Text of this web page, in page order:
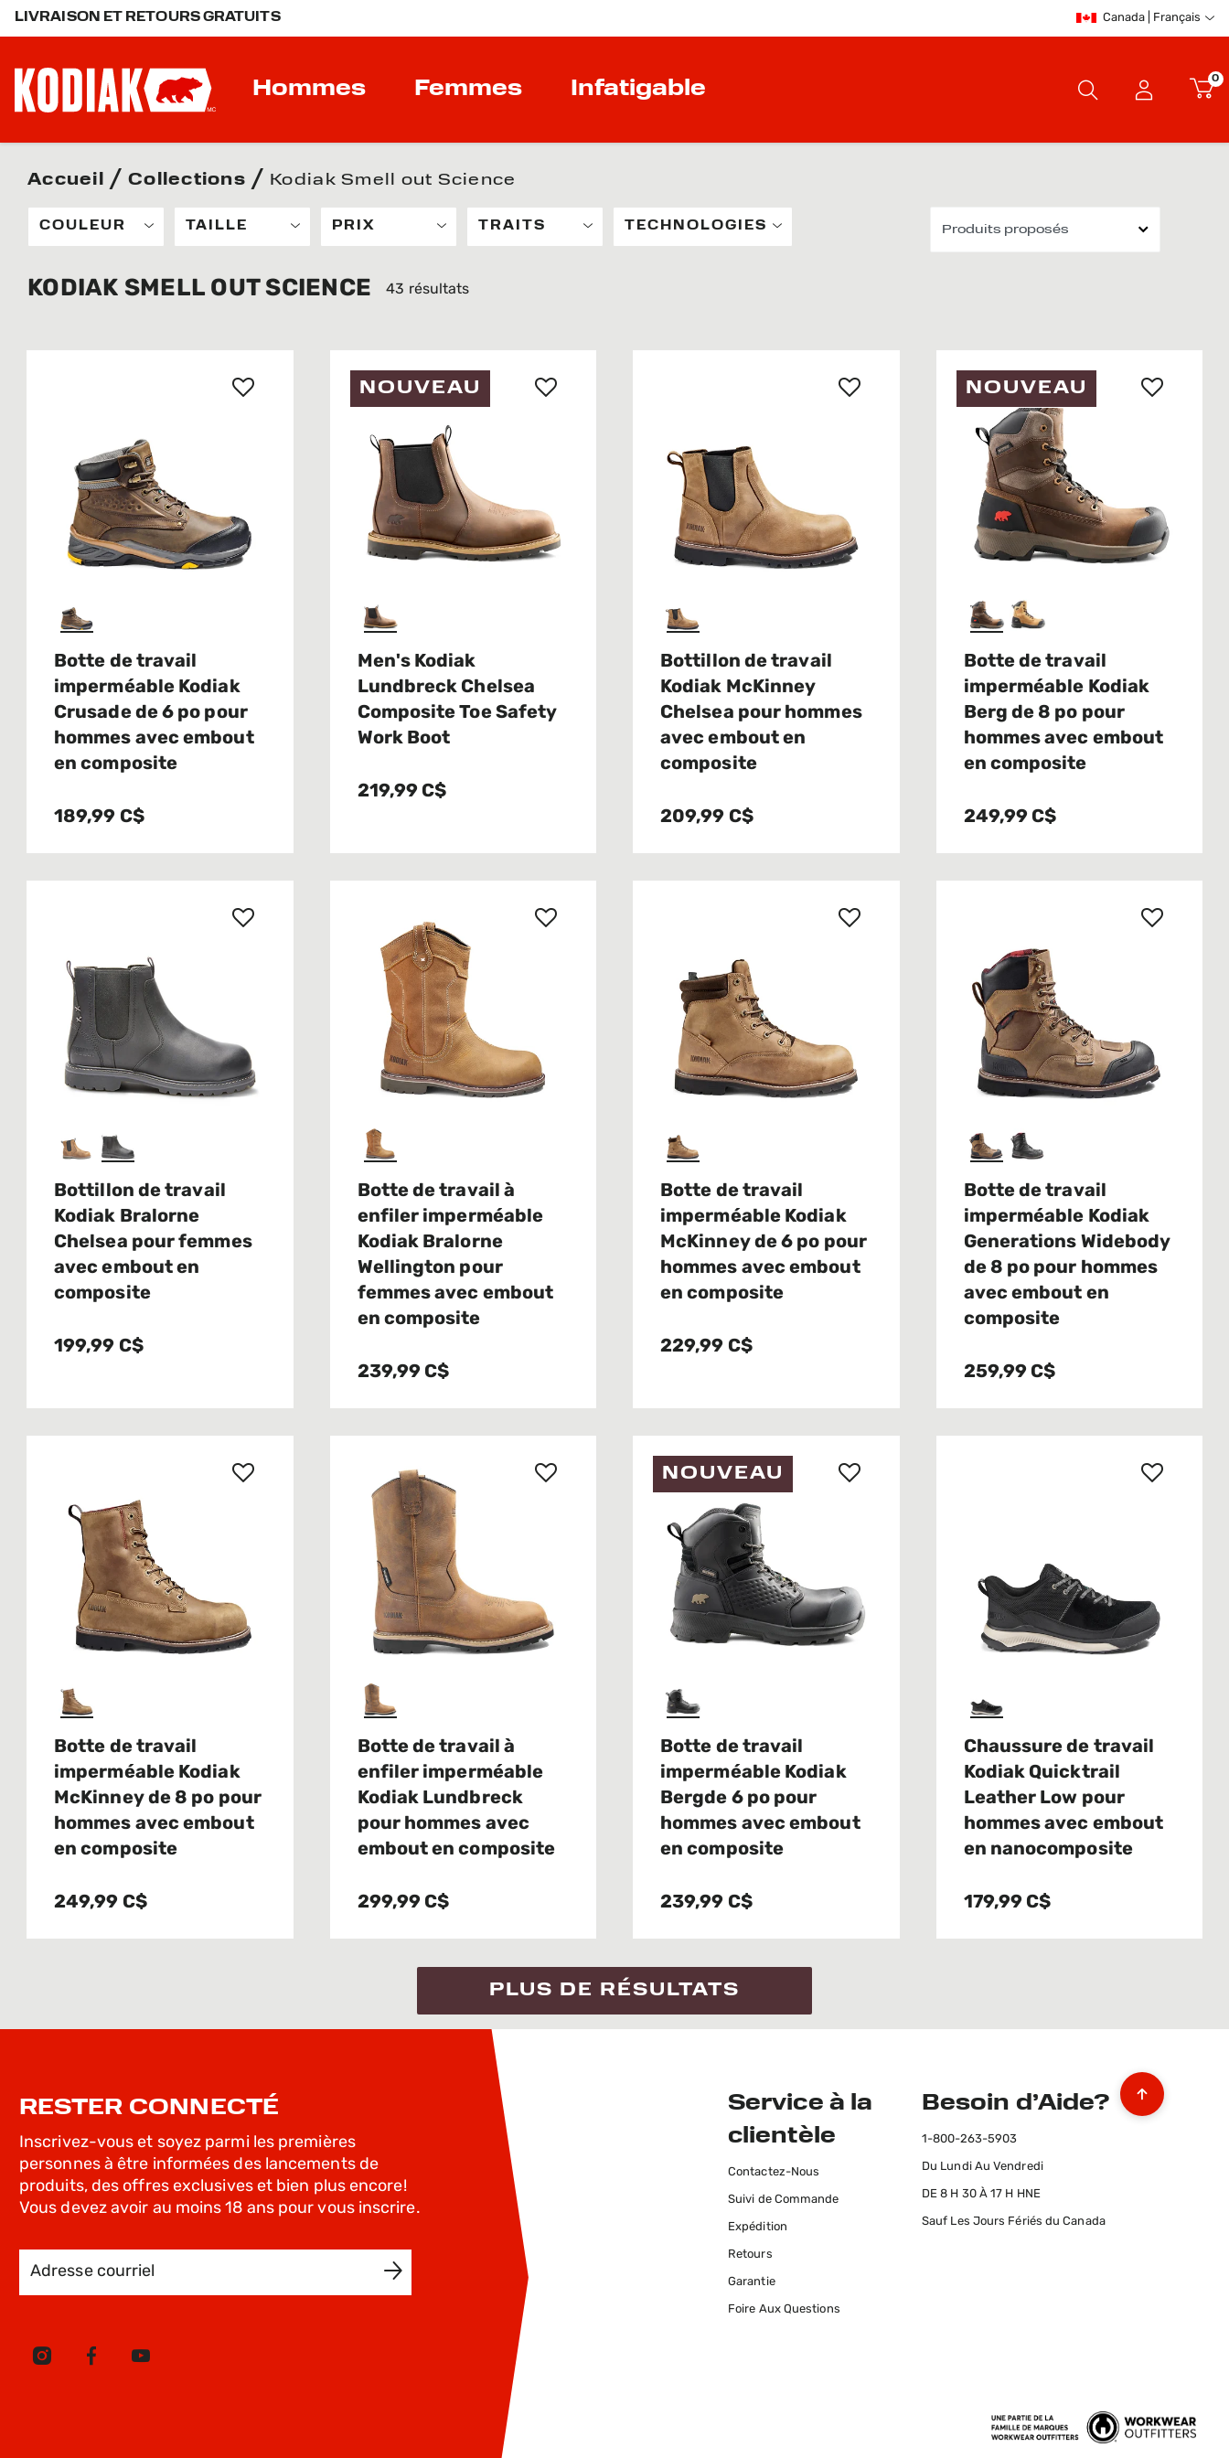
LIVRAISON ET RETOURS GRATUITS Canada | Français
Hommes Femmes Infatigable 0
Accueil Collections Kodiak Smell out Science
COULEUR TAILLE PRIX TRAITS TECHNOLOGIES
KODIAK SMELL OUT SCIENCE 43 résultats
Botte de travail
imperméable Kodiak
Crusade de 6 po pour
hommes avec embout
en composite
189,99 C$
NOUVEAU
Men's Kodiak
Lundbreck Chelsea
Composite Toe Safety
Work Boot
219,99 C$
Bottillon de travail
Kodiak McKinney
Chelsea pour hommes
avec embout en
composite
209,99 C$
NOUVEAU
Botte de travail
imperméable Kodiak
Berg de 8 po pour
hommes avec embout
en composite
249,99 C$
Bottillon de travail
Kodiak Bralorne
Chelsea pour femmes
avec embout en
composite
199,99 C$
Botte de travail à
enfiler imperméable
Kodiak Bralorne
Wellington pour
femmes avec embout
en composite
239,99 C$
Botte de travail
imperméable Kodiak
McKinney de 6 po pour
hommes avec embout
en composite
229,99 C$
Botte de travail
imperméable Kodiak
Generations Widebody
de 8 po pour hommes
avec embout en
composite
259,99 C$
Botte de travail
imperméable Kodiak
McKinney de 8 po pour
hommes avec embout
en composite
249,99 C$
Botte de travail à
enfiler imperméable
Kodiak Lundbreck
pour hommes avec
embout en composite
299,99 C$
NOUVEAU
Botte de travail
imperméable Kodiak
Bergde 6 po pour
hommes avec embout
en composite
239,99 C$
Chaussure de travail
Kodiak Quicktrail
Leather Low pour
hommes avec embout
en nanocomposite
179,99 C$
PLUS DE RÉSULTATS
RESTER CONNECTÉ
Inscrivez-vous et soyez parmi les premières
personnes à être informées des lancements de
produits, des offres exclusives et bien plus encore!
Vous devez avoir au moins 18 ans pour vous inscrire.
Service à la
clientèle
Contactez-Nous
Suivi de Commande
Expédition
Retours
Garantie
Foire Aux Questions
Besoin d’Aide?
1-800-263-5903
Du Lundi Au Vendredi
DE 8 H 30 À 17 H HNE
Sauf Les Jours Fériés du Canada